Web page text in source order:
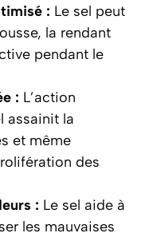
: Le sel peut
la rendant
pendant le
: L’action
assainit la
et même
des
: Le sel aide à
les mauvaises